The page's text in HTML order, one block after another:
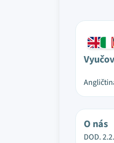
O nás
DOD.